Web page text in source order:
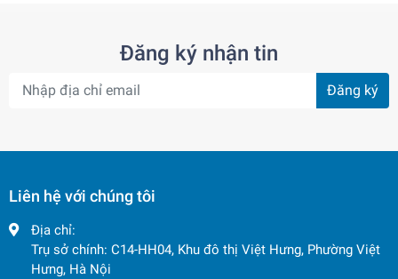
Đăng ký nhận tin
Đăng ký
Liên hệ với chúng tôi
Địa chỉ:
Trụ sở chính: C14-HH04, Khu đô thị Việt Hưng, Phường Việt
Hưng, Hà Nội